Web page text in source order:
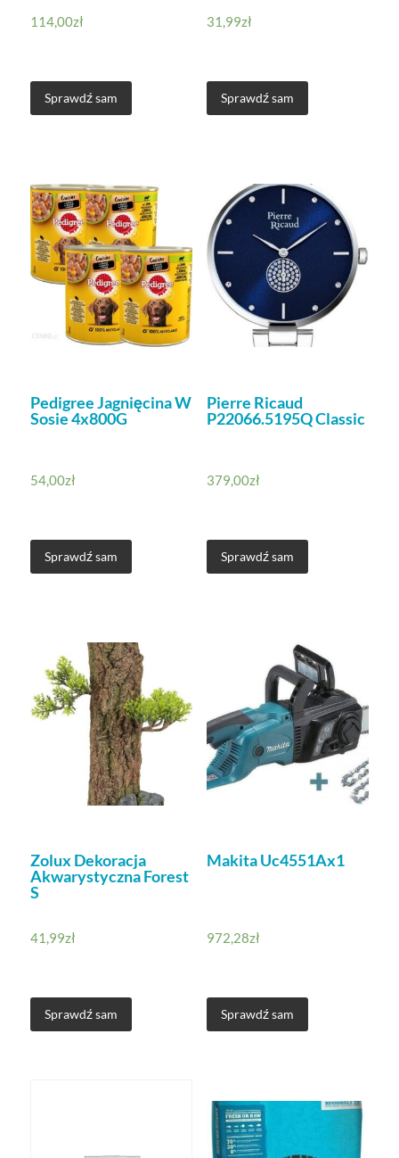
114,00zł
Sprawdź sam
31,99zł
Sprawdź sam
Pedigree Jagnięcina W
Sosie 4x800G
54,00zł
Sprawdź sam
Pierre Ricaud
P22066.5195Q Classic
379,00zł
Sprawdź sam
Zolux Dekoracja
Akwarystyczna Forest
S
41,99zł
Sprawdź sam
Makita Uc4551Ax1
972,28zł
Sprawdź sam